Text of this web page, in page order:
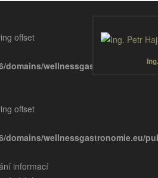
offset
domains/wellnessgastronomie.eu/
offset
domains/wellnessgastronomie.eu/
informací